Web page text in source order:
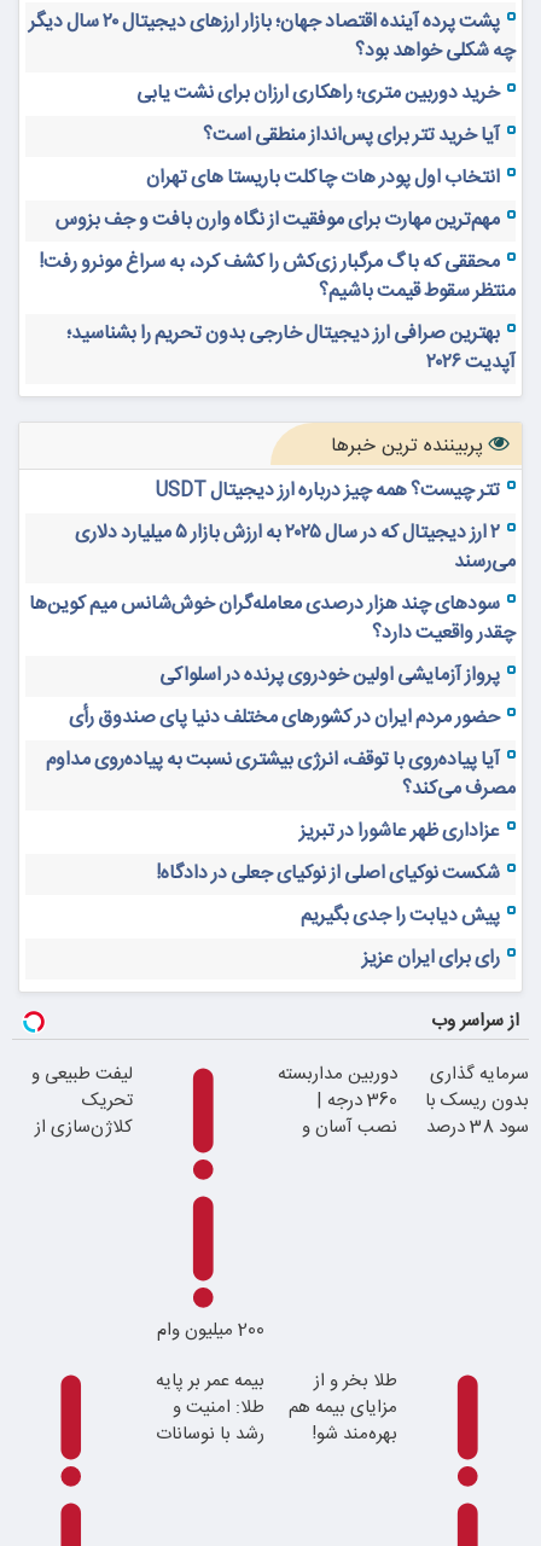
پشت پرده آینده اقتصاد جهان؛ بازار ارزهای دیجیتال ۲۰ سال دیگر
چه شکلی خواهد بود؟
خرید دوربین متری؛ راهکاری ارزان برای نشت یابی
آیا خرید تتر برای پس‌انداز منطقی است؟
انتخاب اول پودر هات چاکلت باریستا های تهران
مهم‌ترین مهارت برای موفقیت از نگاه وارن بافت و جف بزوس
محققی که باگ مرگبار زی‌کش را کشف کرد، به سراغ مونرو رفت!
منتظر سقوط قیمت باشیم؟
بهترین صرافی ارز دیجیتال خارجی بدون تحریم را بشناسید؛
آپدیت ۲۰۲۶
پربیننده ترین خبرها
تتر چیست؟ همه چیز درباره ارز دیجیتال USDT
۲ ارز دیجیتال که در سال ۲۰۲۵ به ارزش بازار ۵ میلیارد دلاری
می‌رسند
سودهای چند هزار درصدی معامله‌گران خوش‌شانس میم کوین‌ها
چقدر واقعیت دارد؟
پرواز آزمایشی اولین خودروی پرنده در اسلواکی
حضور مردم ایران در کشورهای مختلف دنیا پای صندوق رأی
آیا پیاده‌روی با توقف، انرژی بیشتری نسبت به پیاده‌روی مداوم
مصرف می‌کند؟
عزاداری ظهر عاشورا در تبریز
شکست نوکیای اصلی از نوکیای جعلی در دادگاه!
پیش دیابت را جدی بگیریم
رای برای ایران عزیز
از سراسر وب
سرمایه گذاری
بدون ریسک با
سود 38 درصد
دوربین مداربسته
360 درجه |
نصب آسان و
200 میلیون وام
لیفت طبیعی و
تحریک
کلاژن‌سازی از
طلا بخر و از
مزایای بیمه هم
بهره‌مند شو!
بیمه عمر بر پایه
طلا: امنیت و
رشد با نوسانات